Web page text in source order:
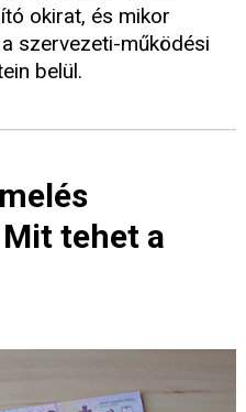
okirat, és mikor
szervezeti-működési
belül.
tehet a